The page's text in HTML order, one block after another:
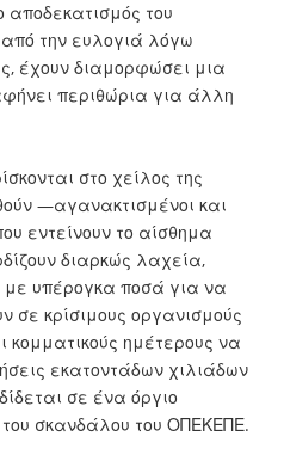
αποδεκατισμός του
την ευλογιά λόγω
έχουν διαμορφώσει μια
περιθώρια για άλλη
στο χείλος της
—αγανακτισμένοι και
εντείνουν το αίσθημα
διαρκώς λαχεία,
με υπέρογκα ποσά για να
σε κρίσιμους οργανισμούς
ημέτερους να
εκατοντάδων χιλιάδων
σε ένα όργιο
σκανδάλου του ΟΠΕΚΕΠΕ.